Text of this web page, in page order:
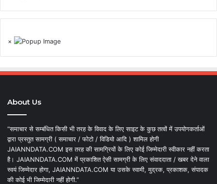
×
About Us
“समाचार से सम्बंधित किसी भी तरह के विवाद के लिए साइट के कुछ तत्वों में उपयोगकर्ताओं
द्वारा प्रस्तुत सामग्री ( समाचार / फोटो / विडियो आदि ) शामिल होगी
JAIANNDATA.COM इस तरह की सामग्रियों के लिए कोई जिम्मेदारी स्वीकार नहीं करता
है। JAIANNDATA.COM में प्रकाशित ऐसी सामग्री के लिए संवाददाता / खबर देने वाला
स्वयं जिम्मेदार होगा, JAIANNDATA.COM या उसके स्वामी, मुद्रक, प्रकाशक, संपादक
की कोई भी जिम्मेदारी नहीं होगी.”